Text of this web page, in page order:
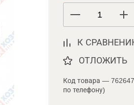
К
ОТЛОЖИТЬ
Код товара —
по телефону)